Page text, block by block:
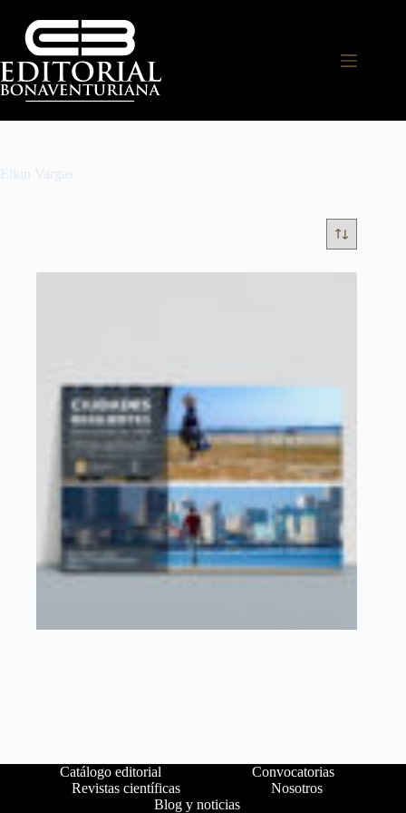
Elkin Vargas
Catálogo editorial
Convocatorias
Revistas científicas
Nosotros
Blog y noticias